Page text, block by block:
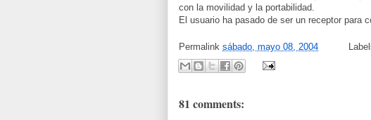
con la movilidad y la portabilidad.
El usuario ha pasado de ser un receptor para
Permalink sábado, mayo 08, 2004
81 comments: